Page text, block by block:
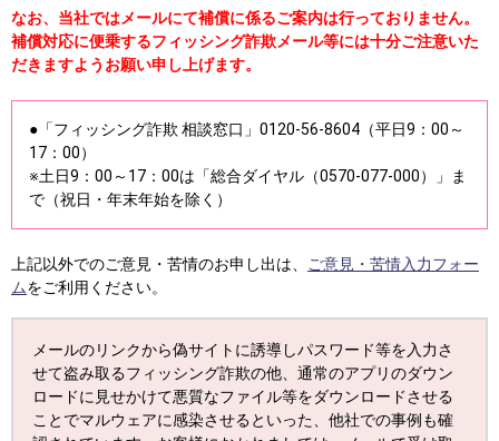
なお、当社ではメールにて補償に係るご案内は行っておりません。
補償対応に便乗するフィッシング詐欺メール等には十分ご注意いた
だきますようお願い申し上げます。
●「フィッシング詐欺 相談窓口」0120-56-8604（平日9：00～
17：00）
※土日9：00～17：00は「総合ダイヤル（0570-077-000）」ま
で（祝日・年末年始を除く）
上記以外でのご意見・苦情のお申し出は、
ご意見・苦情入力フォー
ムをご利用ください。
メールのリンクから偽サイトに誘導しパスワード等を入力さ
せて盗み取るフィッシング詐欺の他、通常のアプリのダウン
ロードに見せかけて悪質なファイル等をダウンロードさせる
ことでマルウェアに感染させるといった、他社での事例も確